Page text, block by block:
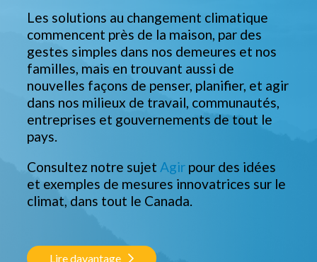
Les solutions au changement climatique
commencent près de la maison, par des
gestes simples dans nos demeures et nos
familles, mais en trouvant aussi de
nouvelles façons de penser, planifier, et agir
dans nos milieux de travail, communautés,
entreprises et gouvernements de tout le
pays.
Consultez notre sujet Agir pour des idées
et exemples de mesures innovatrices sur le
climat, dans tout le Canada.
Lire davantage